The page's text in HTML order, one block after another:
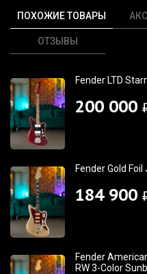
ПОХОЖИЕ ТОВАРЫ
ОТЗЫВЫ
Fender LTD
200 000
Fender Gold
184 900
Fender
RW 3-Color